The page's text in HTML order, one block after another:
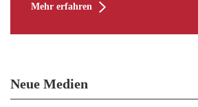
Mehr erfahren
Neue Medien